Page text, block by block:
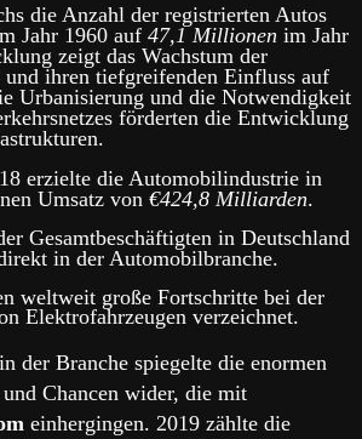
die Anzahl der registrierten Autos
Jahr 1960 auf 47,1 Millionen im Jahr
zeigt das Wachstum der
ihren tiefgreifenden Einfluss auf
Urbanisierung und die Notwendigkeit
förderten die Entwicklung
erzielte die Automobilindustrie in
Umsatz von €424,8 Milliarden.
Gesamtbeschäftigten in Deutschland
in der Automobilbranche.
weltweit große Fortschritte bei der
Elektrofahrzeugen verzeichnet.
der Branche spiegelte die enormen
Chancen wider, die mit
einhergingen. 2019 zählte die